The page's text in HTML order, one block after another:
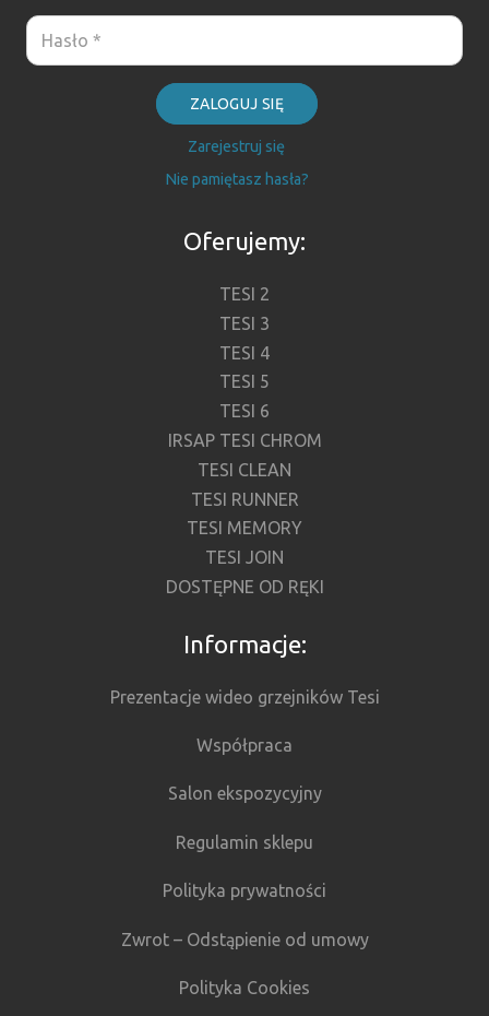
ZALOGUJ SIĘ
Zarejestruj się
Nie pamiętasz hasła?
Oferujemy:
TESI 2
TESI 3
TESI 4
TESI 5
TESI 6
IRSAP TESI CHROM
TESI CLEAN
TESI RUNNER
TESI MEMORY
TESI JOIN
DOSTĘPNE OD RĘKI
Informacje:
Prezentacje wideo grzejników Tesi
Współpraca
Salon ekspozycyjny
Regulamin sklepu
Polityka prywatności
Zwrot – Odstąpienie od umowy
Polityka Cookies